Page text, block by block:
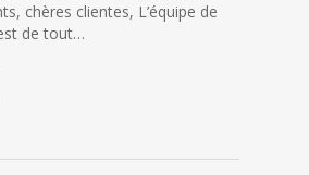
chères clientes, L’équipe de
de tout…